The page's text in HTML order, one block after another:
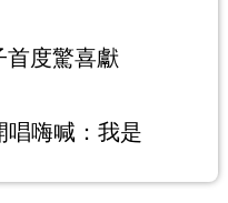
首度驚喜獻
嗨喊：我是